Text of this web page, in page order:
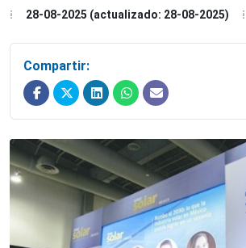
28-08-2025 (actualizado: 28-08-2025)
Compartir: